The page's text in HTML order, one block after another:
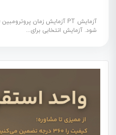
شود. آزمایش انتخابی برای...